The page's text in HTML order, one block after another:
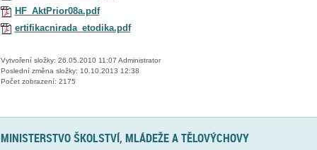
HF_AktPrior08a.pdf
ertifikacnirada_etodika.pdf
Vytvoření složky: 26.05.2010 11:07 Administrator
Poslední změna složky: 10.10.2013 12:38
Počet zobrazení: 2175
MINISTERSTVO ŠKOLSTVÍ, MLÁDEŽE A TĚLOVÝCHOVY